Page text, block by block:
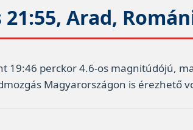
21:55, Arad,
19:46 perckor 4.6-os magnitúdójú,
Magyarországon is érezhető